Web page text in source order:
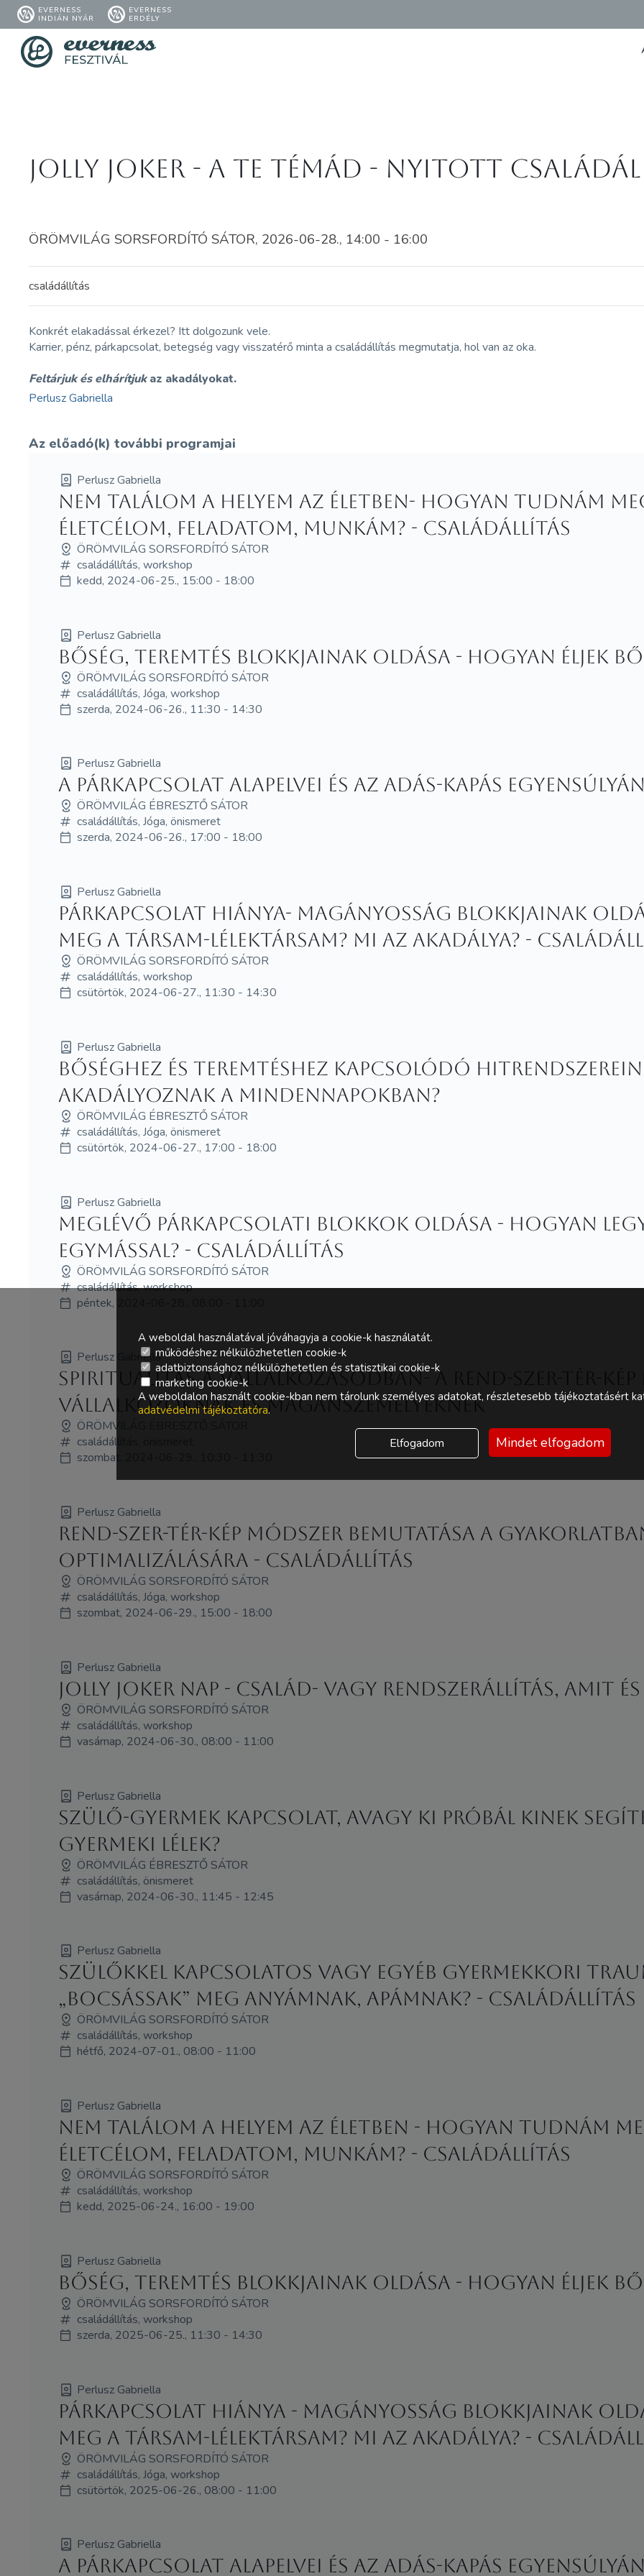
EVERNESS
INDIÁN NYÁR
EVERNESS
ERDÉLY
Jolly Joker - A Te témád - Nyitott
ÖRÖMVILÁG SORSFORDÍTÓ SÁTOR, 2026-06-28., 14:00 - 16:00
családállítás
Konkrét elakadással érkezel? Itt dolgozunk vele.
Karrier, pénz, párkapcsolat, betegség vagy visszatérő minta a családállítás megmutatja, hol van az oka.
Feltárjuk és elhárítjukaz akadályokat.
Perlusz Gabriella
Az előadó(k) további programjai
Perlusz Gabriella
Nem találom a helyem az életben- Hogyan tudnám
életcélom, feladatom, munkám? - családállítás
ÖRÖMVILÁG SORSFORDÍTÓ SÁTOR
családállítás, workshop
kedd, 2024-06-25., 15:00 - 18:00
Perlusz Gabriella
Bőség, teremtés blokkjainak oldása - Hogyan éljek
ÖRÖMVILÁG SORSFORDÍTÓ SÁTOR
családállítás, Jóga, workshop
szerda, 2024-06-26., 11:30 - 14:30
Perlusz Gabriella
A párkapcsolat alapelvei és az adás-kapás
ÖRÖMVILÁG ÉBRESZTŐ SÁTOR
családállítás, Jóga, önismeret
szerda, 2024-06-26., 17:00 - 18:00
Perlusz Gabriella
Párkapcsolat hiánya- magányosság blokkjainak
meg a társam-lélektársam? Mi az akadálya? -
ÖRÖMVILÁG SORSFORDÍTÓ SÁTOR
családállítás, workshop
csütörtök, 2024-06-27., 11:30 - 14:30
Perlusz Gabriella
Bőséghez és teremtéshez kapcsolódó
akadályoznak a mindennapokban?
ÖRÖMVILÁG ÉBRESZTŐ SÁTOR
családállítás, Jóga, önismeret
csütörtök, 2024-06-27., 17:00 - 18:00
Perlusz Gabriella
Meglévő párkapcsolati blokkok oldása - Hogyan
egymással? - családállítás
ÖRÖMVILÁG SORSFORDÍTÓ SÁTOR
családállítás, workshop
péntek, 2024-06-28., 08:00 - 11:00
Perlusz Gabriella
Spiritualitás a vállalkozásodban- A Rend-Szer-Tér-
vállalkozóknak és magánszemélyeknek
ÖRÖMVILÁG ÉBRESZTŐ SÁTOR
családállítás, önismeret
szombat, 2024-06-29., 10:30 - 11:30
Perlusz Gabriella
Rend-Szer-Tér-Kép módszer bemutatása a
optimalizálására - családállítás
ÖRÖMVILÁG SORSFORDÍTÓ SÁTOR
családállítás, Jóga, workshop
szombat, 2024-06-29., 15:00 - 18:00
Perlusz Gabriella
Jolly Joker nap - Család- vagy rendszerállítás, amit és
ÖRÖMVILÁG SORSFORDÍTÓ SÁTOR
családállítás, workshop
vasárnap, 2024-06-30., 08:00 - 11:00
Perlusz Gabriella
Szülő-gyermek kapcsolat, avagy ki próbál kinek
gyermeki lélek?
ÖRÖMVILÁG ÉBRESZTŐ SÁTOR
családállítás, önismeret
vasárnap, 2024-06-30., 11:45 - 12:45
Perlusz Gabriella
Szülőkkel kapcsolatos vagy egyéb gyermekkori
„bocsássak” meg anyámnak, apámnak? - családállítás
ÖRÖMVILÁG SORSFORDÍTÓ SÁTOR
családállítás, workshop
hétfő, 2024-07-01., 08:00 - 11:00
Perlusz Gabriella
Nem találom a helyem az életben - Hogyan tudnám
életcélom, feladatom, munkám? - családállítás
ÖRÖMVILÁG SORSFORDÍTÓ SÁTOR
családállítás, workshop
kedd, 2025-06-24., 16:00 - 19:00
Perlusz Gabriella
Bőség, teremtés blokkjainak oldása - Hogyan éljek
ÖRÖMVILÁG SORSFORDÍTÓ SÁTOR
családállítás, workshop
szerda, 2025-06-25., 11:30 - 14:30
Perlusz Gabriella
Párkapcsolat hiánya - magányosság blokkjainak
meg a társam-lélektársam? Mi az akadálya? -
ÖRÖMVILÁG SORSFORDÍTÓ SÁTOR
családállítás, Jóga, workshop
csütörtök, 2025-06-26., 08:00 - 11:00
Perlusz Gabriella
A párkapcsolat alapelvei és az adás-kapás
A weboldal használatával jóváhagyja a cookie-k használatát.
működéshez nélkülözhetetlen cookie-k
adatbiztonsághoz nélkülözhetetlen és statisztikai cookie-k
marketing cookie-k
A weboldalon használt cookie-kban nem tárolunk személyes adatokat, részletesebb tájékoztatásért
adatvédelmi tájékoztatóra.
Elfogadom Mindet elfogadom